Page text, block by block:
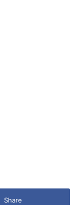
Share